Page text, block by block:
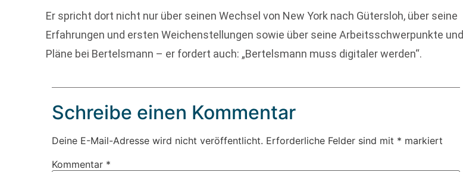
Er spricht dort nicht nur über seinen Wechsel von New York nach Gütersloh, über seine
Erfahrungen und ersten Weichenstellungen sowie über seine Arbeitsschwerpunkte und
Pläne bei Bertelsmann – er fordert auch: „Bertelsmann muss digitaler werden“.
Schreibe einen Kommentar
Deine E-Mail-Adresse wird nicht veröffentlicht. Erforderliche Felder sind mit * markiert
Kommentar *